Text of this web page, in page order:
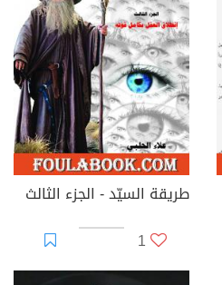
طريقة السيّد - الجزء الثالث
1